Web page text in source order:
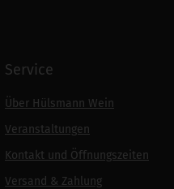
Service
Über Hülsmann Wein
Veranstaltungen
Kontakt und Öffnungszeiten
Versand & Zahlung